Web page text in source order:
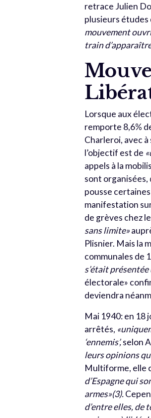
retrace Julien
plusieurs études
mouvement
train
Lorsque aux
remporte 8,6%
Charleroi, avec
l’objectif est de
appels à la
sont
pousse
manifestation
de grèves chez
sans limite»
Plisnier. Mais la
communales de
s’était
électorale»
deviendra
Mai 1940: en 18
arrêtés, «
‘ennemis’,selon
leurs opinions
Multiforme, elle
d’Espagne qui
armes»(3).
d’entre elles, de